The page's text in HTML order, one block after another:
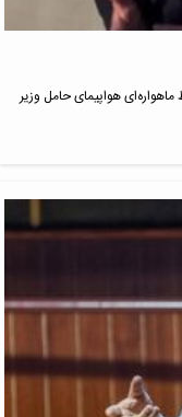
هواپیمای حامل وزیر